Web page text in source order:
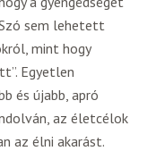
sem lehetett
mint hogy
Egyetlen
és újabb, apró
az életcélok
az élni akarást.